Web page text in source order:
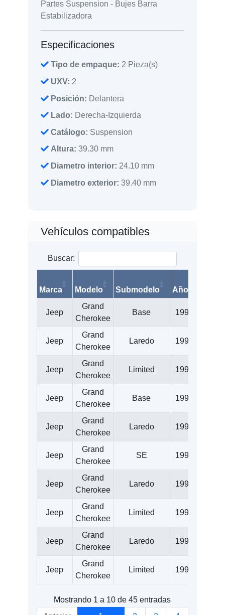
Partes Suspension - Bujes Barra
Estabilizadora
Especificaciones
Tipo de empaque: 2 Pieza(s)
UXV: 2
Posición: Delantera
Lado: Derecha-Izquierda
Catálogo: Suspension
Altura: 39.30 mm
Diametro interior: 24.10 mm
Diametro exterior: 39.40 mm
Vehículos compatibles
Buscar:
Marca Modelo Submodelo Año
Jeep
Grand
Cherokee
Base 1993
Jeep
Grand
Cherokee
Laredo 1993
Jeep
Grand
Cherokee
Limited 1993
Jeep
Grand
Cherokee
Base 1993
Jeep
Grand
Cherokee
Laredo 1993
Jeep
Grand
Cherokee
SE 1993
Jeep
Grand
Cherokee
Laredo 1993
Jeep
Grand
Cherokee
Limited 1993
Jeep
Grand
Cherokee
Laredo 1994
Jeep
Grand
Cherokee
Limited 1994
Mostrando 1 a 10 de 45 entradas